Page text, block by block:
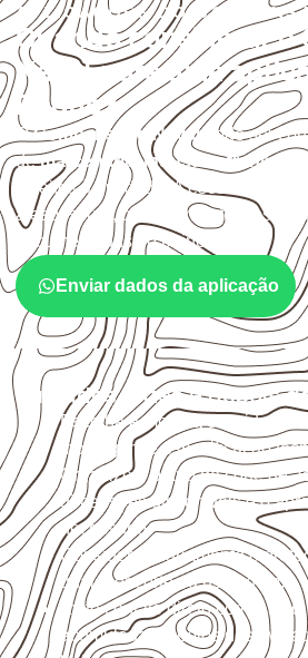
APLICAÇÕES DO
Quando considerar o
Naval para uma
Roque?
OCompensado Navalpode ser
demarcenaria, indústria,
sujeitos à umidade. A escolha deve
a espessura, o acabamento e as
documentadas do painel.
Enviar dados da aplicação
Cuidados antes e depois
Escolha a medida
montagem e especificação
Organize o plano de corte de
dimensões disponíveis e o
necessário.
Considere acabamento e
qualquer corte ou usinagem.
Evite contato direto com o
acumulada e apoios